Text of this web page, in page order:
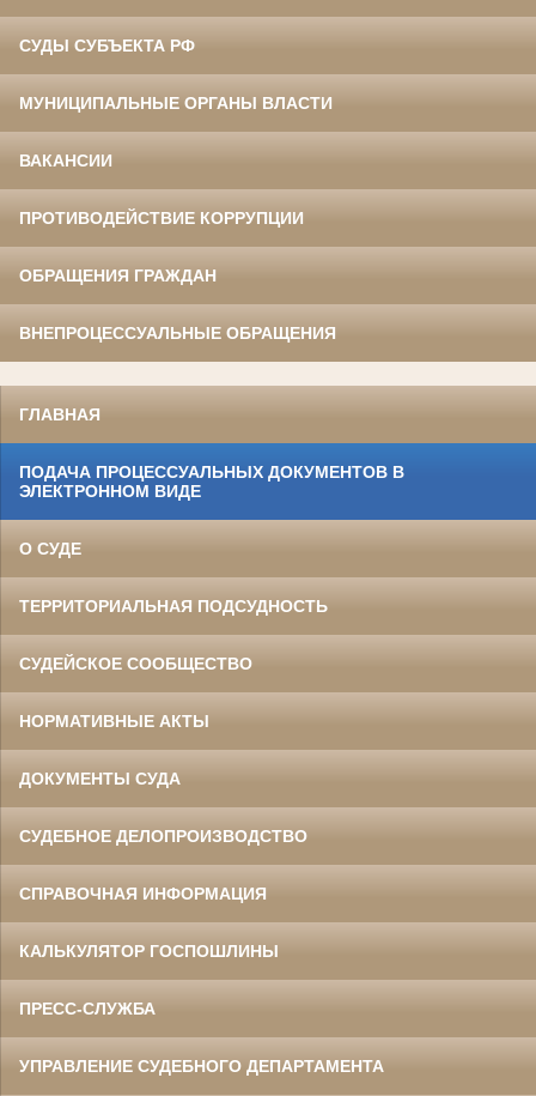
СУДЫ СУБЪЕКТА РФ
МУНИЦИПАЛЬНЫЕ ОРГАНЫ ВЛАСТИ
ВАКАНСИИ
ПРОТИВОДЕЙСТВИЕ КОРРУПЦИИ
ОБРАЩЕНИЯ ГРАЖДАН
ВНЕПРОЦЕССУАЛЬНЫЕ ОБРАЩЕНИЯ
ГЛАВНАЯ
ПОДАЧА ПРОЦЕССУАЛЬНЫХ ДОКУМЕНТОВ В
ЭЛЕКТРОННОМ ВИДЕ
О СУДЕ
ТЕРРИТОРИАЛЬНАЯ ПОДСУДНОСТЬ
СУДЕЙСКОЕ СООБЩЕСТВО
НОРМАТИВНЫЕ АКТЫ
ДОКУМЕНТЫ СУДА
СУДЕБНОЕ ДЕЛОПРОИЗВОДСТВО
СПРАВОЧНАЯ ИНФОРМАЦИЯ
КАЛЬКУЛЯТОР ГОСПОШЛИНЫ
ПРЕСС-СЛУЖБА
УПРАВЛЕНИЕ СУДЕБНОГО ДЕПАРТАМЕНТА